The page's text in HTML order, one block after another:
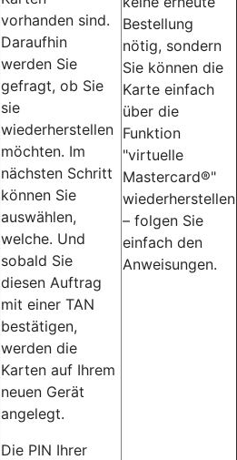
vorhanden sind.
Daraufhin
werden Sie
gefragt, ob Sie
sie
wiederherstellen
möchten. Im
nächsten Schritt
können Sie
auswählen,
welche. Und
sobald Sie
diesen Auftrag
mit einer TAN
bestätigen,
werden die
Karten auf Ihrem
neuen Gerät
angelegt.
Die PIN Ihrer
Bestellung
nötig, sondern
Sie können die
Karte einfach
über die
Funktion
"virtuelle
Mastercard®"
wiederherstellen
– folgen Sie
einfach den
Anweisungen.